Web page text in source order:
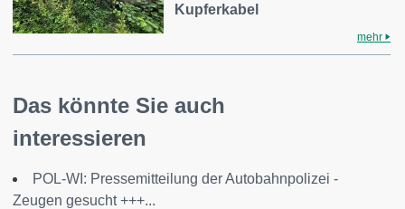
Kupferkabel
mehr
Das könnte Sie auch
interessieren
POL-WI: Pressemitteilung der Autobahnpolizei -
Zeugen gesucht +++...